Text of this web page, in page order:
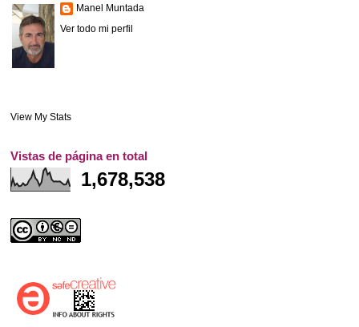
Manel Muntada
Ver todo mi perfil
View My Stats
Vistas de página en total
1,678,538